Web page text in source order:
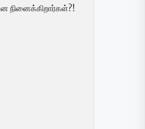
நினைக்கிறார்கள்?!